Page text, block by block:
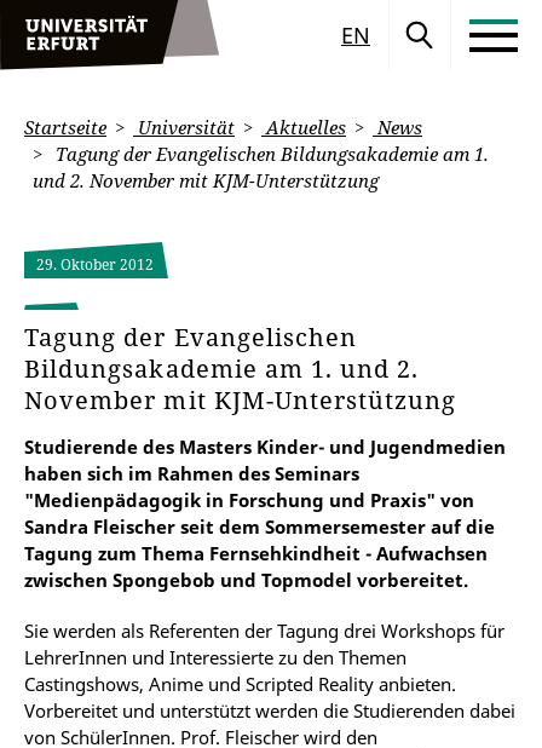
EN
Startseite Universität Aktuelles
News
Tagung der Evangelischen Bildungsakademie am 1.
und 2. November mit KJM-Unterstützung
29. Oktober 2012
Tagung der Evangelischen
Bildungsakademie am 1. und 2.
November mit KJM-Unterstützung
Studierende des Masters Kinder- und Jugendmedien
haben sich im Rahmen des Seminars
"Medienpädagogik in Forschung und Praxis" von
Sandra Fleischer seit dem Sommersemester auf die
Tagung zum Thema Fernsehkindheit - Aufwachsen
zwischen Spongebob und Topmodel vorbereitet.
Sie werden als Referenten der Tagung drei Workshops für
LehrerInnen und Interessierte zu den Themen
Castingshows, Anime und Scripted Reality anbieten.
Vorbereitet und unterstützt werden die Studierenden dabei
von SchülerInnen. Prof. Fleischer wird den